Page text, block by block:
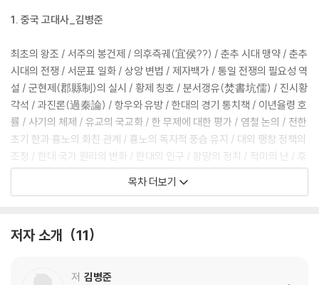
1. 중국 고대사_김병준
최초의 왕조 / 서주의 봉건제 / 의후측궤(宜侯??) / 춘추 시대 맹약 / 춘추
시대의 전쟁 / 서문표 일화 / 상앙 변법 / 제자백가 / 통일 전쟁의 필요성 역
설 / 군현제(郡縣制)의 실시 / 황제 칭호 / 분서갱유(焚書坑儒) / 진시황
각석 / 과진론(過秦論) / 항우와 유방 / 한대의 경기 통치책 / 이년율령 호
률 / 사기의 체제 / 유교의 국교화 / 한 무제에 대한 평가 / 염철 논의 / 전한
초기 한과 흉노의 화친 관계 / 흉노의 독자적 풍습 유지 / 대외 팽창 정책의
조정 / 한대 국가 원리의 변화 / 한대의 인구 / 왕망의 정치 / 적미의 난 / 후
한 광무제의 토지 조사 / 당고(黨錮)의 화 (禍) / 한대 호족의 등장 / 황실
/ 후한 말 군웅들의 할거와 유비(劉備) / 삼국(三國)으로의 분열과 조조
목차 더보기
저자 소개 11
저 김병준